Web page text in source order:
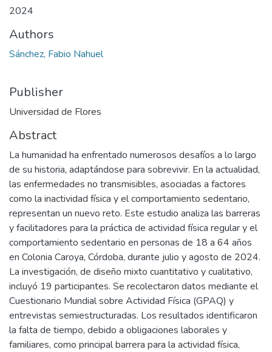
2024
Authors
Sánchez, Fabio Nahuel
Publisher
Universidad de Flores
Abstract
La humanidad ha enfrentado numerosos desafíos a lo largo
de su historia, adaptándose para sobrevivir. En la actualidad,
las enfermedades no transmisibles, asociadas a factores
como la inactividad física y el comportamiento sedentario,
representan un nuevo reto. Este estudio analiza las barreras
y facilitadores para la práctica de actividad física regular y el
comportamiento sedentario en personas de 18 a 64 años
en Colonia Caroya, Córdoba, durante julio y agosto de 2024.
La investigación, de diseño mixto cuantitativo y cualitativo,
incluyó 19 participantes. Se recolectaron datos mediante el
Cuestionario Mundial sobre Actividad Física (GPAQ) y
entrevistas semiestructuradas. Los resultados identificaron
la falta de tiempo, debido a obligaciones laborales y
familiares, como principal barrera para la actividad física,